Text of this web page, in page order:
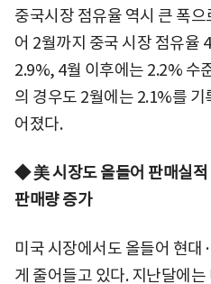
중국시장 점유율 역시 큰 폭
어 2월까지 중국 시장 점유율
2.9%, 4월 이후에는 2.2% 수
의 경우도 2월에는 2.1%를
어졌다.
◆ 美 시장도 올들어 판매실
판매량 증가
미국 시장에서도 올들어 현대
게 줄어들고 있다. 지난달에는